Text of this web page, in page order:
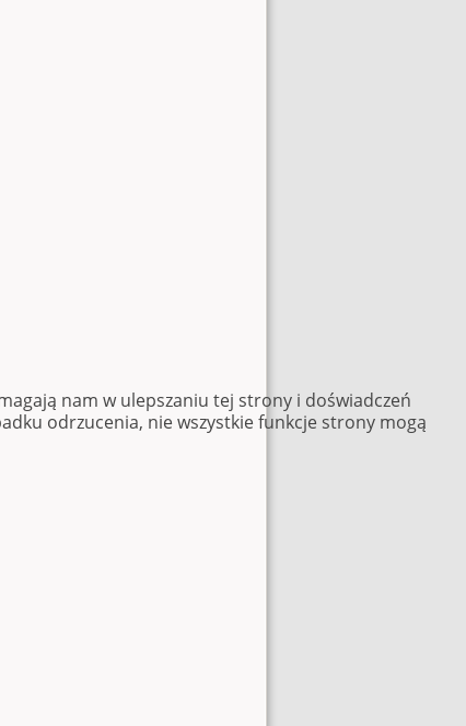
nam w ulepszaniu tej strony i doświadczeń
odrzucenia, nie wszystkie funkcje strony mogą